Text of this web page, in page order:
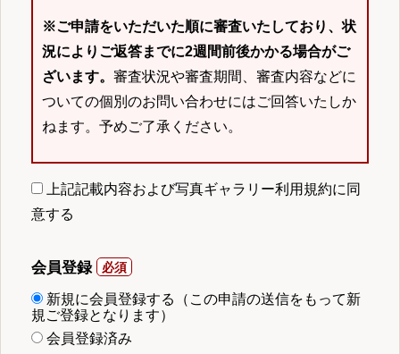
※ご申請をいただいた順に審査いたしており、状
況によりご返答までに2週間前後かかる場合がご
ざいます。 審査状況や審査期間、審査内容などに
ついての個別のお問い合わせにはご回答いたしか
ねます。予めご了承ください。
上記記載内容および写真ギャラリー利用規約に同
意する
会員登録
新規に会員登録する（この申請の送信をもって新
規ご登録となります）
会員登録済み